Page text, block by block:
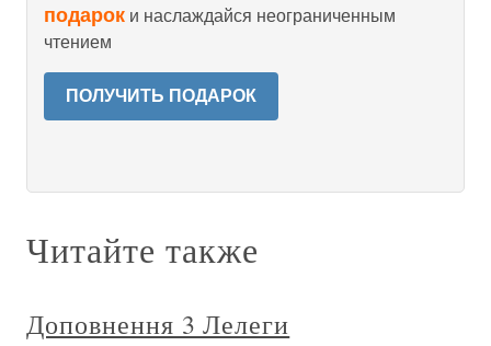
подарок и наслаждайся неограниченным
чтением
ПОЛУЧИТЬ ПОДАРОК
Читайте также
Доповнення 3 Лелеги